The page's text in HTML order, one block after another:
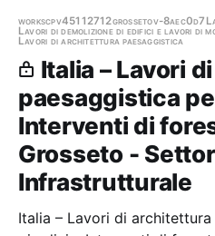
workscpv45112712grossetov-8aec0d7
Lavori di demolizione di edifici e lavori di
Lavori di architettura paesaggistica
Italia – Lavori
paesaggistica
Interventi di
Grosseto -
Infrastrutturale
Italia – Lavori di